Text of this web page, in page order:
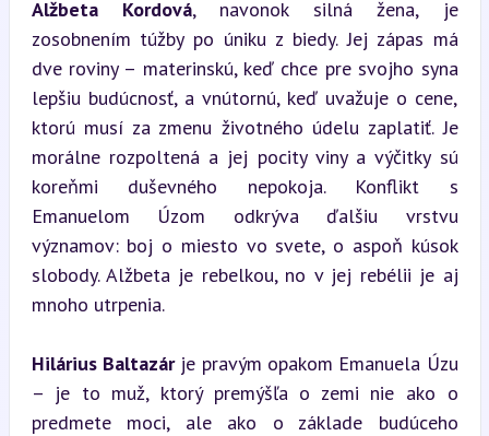
Alžbeta Kordová, navonok silná žena, je
zosobnením túžby po úniku z biedy. Jej zápas má
dve roviny – materinskú, keď chce pre svojho syna
lepšiu budúcnosť, a vnútornú, keď uvažuje o cene,
ktorú musí za zmenu životného údelu zaplatiť. Je
morálne rozpoltená a jej pocity viny a výčitky sú
koreňmi duševného nepokoja. Konflikt s
Emanuelom Úzom odkrýva ďalšiu vrstvu
významov: boj o miesto vo svete, o aspoň kúsok
slobody. Alžbeta je rebelkou, no v jej rebélii je aj
mnoho utrpenia.
Hilárius Baltazár je pravým opakom Emanuela Úzu
– je to muž, ktorý premýšľa o zemi nie ako o
predmete moci, ale ako o základe budúceho